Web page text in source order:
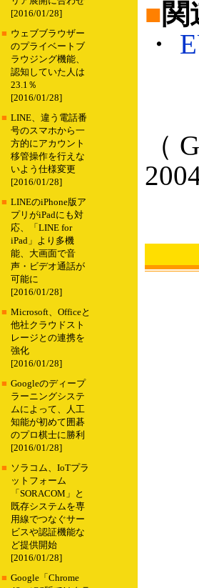
[2016/01/28]
■ ウェブブラウザー
のプライベートブ
ラウジング機能、
認知していた人は
23.1％
[2016/01/28]
■ LINE、違う電話番
号のスマホから一
方的にアカウント
移管操作を行えな
いよう仕様変更
[2016/01/28]
■ LINEのiPhone版ア
プリがiPadにも対
応、「LINE for
iPad」より多機
能、大画面で音
声・ビデオ通話が
可能に
[2016/01/28]
■ Microsoft、Officeと
他社クラウドスト
レージとの連携を
強化
[2016/01/28]
■ Googleのディープ
ラーニングシステ
ムによって、人工
知能が初めて囲碁
のプロ棋士に勝利
[2016/01/28]
■ ソラコム、IoTプラ
ットフォーム
「SORACOM」と
既存システムを専
用線でつなぐサー
ビスや認証機能な
ど提供開始
[2016/01/28]
■ Google「Chrome
■関
・
（